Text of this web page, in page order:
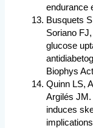
endurance
Busquets
Soriano
glucose
Biophys
Quinn LS,
Argilés
induces